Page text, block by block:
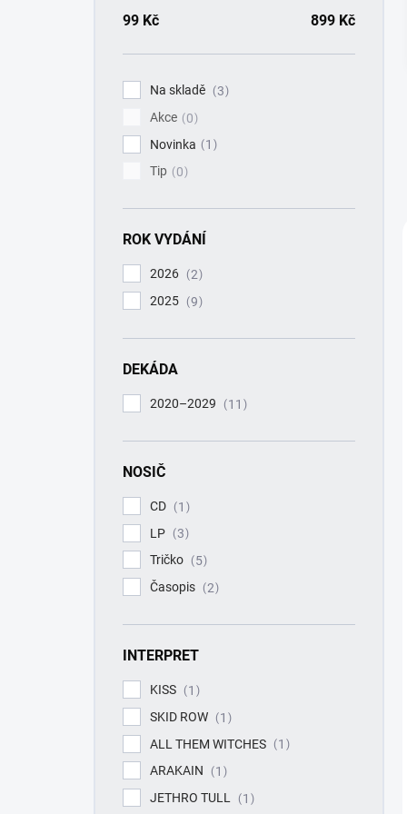
99 Kč 899 Kč
Na skladě
3
Akce
0
Novinka
1
Tip
0
ROK VYDÁNÍ
2026
2
2025
9
DEKÁDA
2020–2029 11
NOSIČ
CD
1
LP
3
Tričko
5
Časopis
2
INTERPRET
KISS
1
SKID ROW
1
ALL THEM WITCHES
1
ARAKAIN
1
JETHRO TULL
1